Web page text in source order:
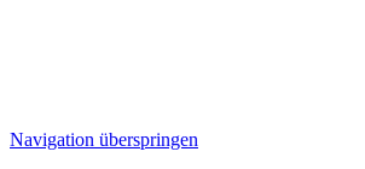
Navigation überspringen